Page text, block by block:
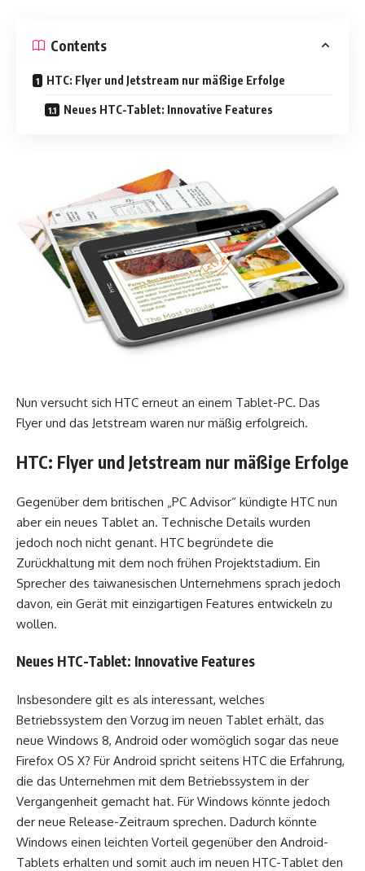
Contents
HTC: Flyer und Jetstream nur mäßige Erfolge
Neues HTC-Tablet: Innovative Features
Nun versucht sich HTC erneut an einem Tablet-PC. Das
Flyer und das Jetstream waren nur mäßig erfolgreich.
HTC: Flyer und Jetstream nur mäßige Erfolge
Gegenüber dem britischen „PC Advisor“ kündigte HTC nun
aber ein neues Tablet an. Technische Details wurden
jedoch noch nicht genant. HTC begründete die
Zurückhaltung mit dem noch frühen Projektstadium. Ein
Sprecher des taiwanesischen Unternehmens sprach jedoch
davon, ein Gerät mit einzigartigen Features entwickeln zu
wollen.
Neues HTC-Tablet: Innovative Features
Insbesondere gilt es als interessant, welches
Betriebssystem den Vorzug im neuen Tablet erhält, das
neue Windows 8, Android oder womöglich sogar das neue
Firefox OS X? Für Android spricht seitens HTC die Erfahrung,
die das Unternehmen mit dem Betriebssystem in der
Vergangenheit gemacht hat. Für Windows könnte jedoch
der neue Release-Zeitraum sprechen. Dadurch könnte
Windows einen leichten Vorteil gegenüber den Android-
Tablets erhalten und somit auch im neuen HTC-Tablet den